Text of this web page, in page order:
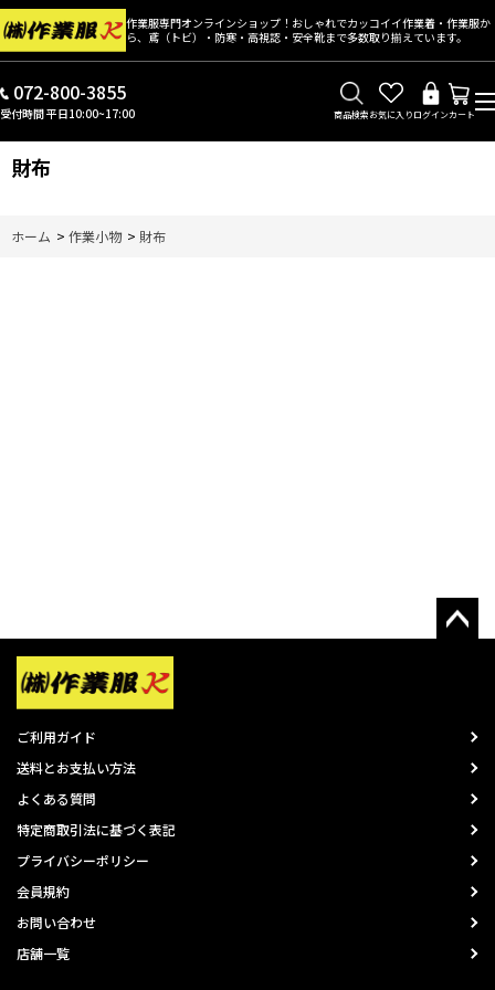
作業服専門オンラインショップ！おしゃれでカッコイイ作業着・作業服か
ら、鳶（トビ）・防寒・高視認・安全靴まで多数取り揃えています。
072-800-3855
受付時間 平日10:00~17:00 商品検索お気に入りログインカート
財布
ホーム > 作業小物 > 財布
ご利用ガイド
送料とお支払い方法
よくある質問
特定商取引法に基づく表記
プライバシーポリシー
会員規約
お問い合わせ
店舗一覧